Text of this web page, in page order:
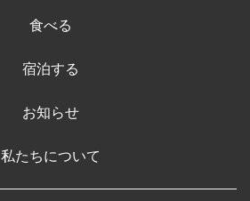
食べる
宿泊する
お知らせ
私たちについて